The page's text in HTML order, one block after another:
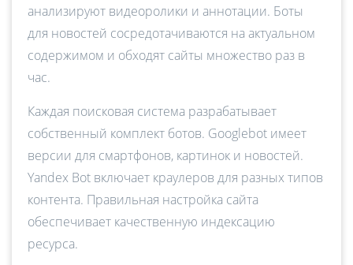
анализируют видеоролики и аннотации. Боты
для новостей сосредотачиваются на актуальном
содержимом и обходят сайты множество раз в
час.
Каждая поисковая система разрабатывает
собственный комплект ботов. Googlebot имеет
версии для смартфонов, картинок и новостей.
Yandex Bot включает краулеров для разных типов
контента. Правильная настройка сайта
обеспечивает качественную индексацию
ресурса.